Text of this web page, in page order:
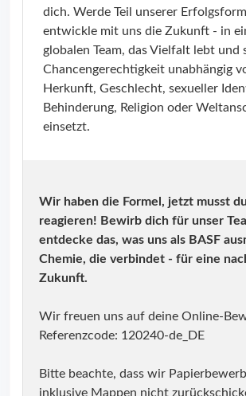
dich. Werde Teil unserer
entwickle mit uns die Zukunft - in
globalen Team, das Vielfalt lebt und
Chancengerechtigkeit unabhängig
Herkunft, Geschlecht, sexueller
Behinderung, Religion oder
einsetzt.
Wir haben die Formel, jetzt musst
reagieren! Bewirb dich für unser
entdecke das, was uns als BASF
Chemie, die verbindet - für eine
Zukunft.
Wir freuen uns auf deine Online-
Referenzcode: 120240-de_DE
Bitte beachte, dass wir
inklusive Mappen nicht